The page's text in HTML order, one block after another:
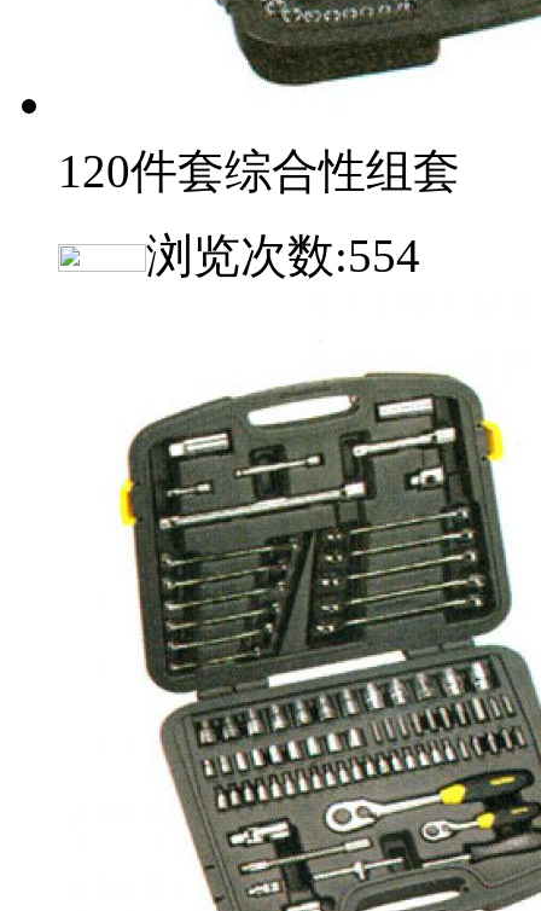
120件套综合性组套
浏览次数:554